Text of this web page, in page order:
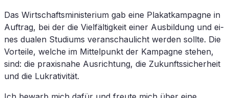
Das Wirt­schafts­mi­nis­te­ri­um gab eine Pla­kat­kam­pa­gne in
Auf­trag, bei der die Viel­fäl­tig­keit ei­ner Aus­bil­dung und ei­
nes dua­len Stu­di­ums ver­an­schau­licht wer­den soll­te. Die
Vor­tei­le, wel­che im Mit­tel­punkt der Kam­pa­gne ste­hen,
sind: die pra­xis­na­he Aus­rich­tung, die Zu­kunfts­si­cher­heit
und die Lukrativität.